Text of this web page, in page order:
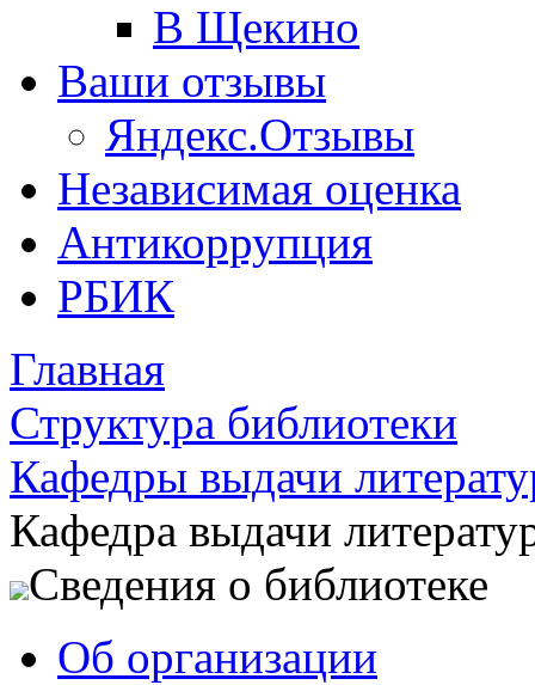
В Щекино
Ваши отзывы
Яндекс.Отзывы
Независимая оценка
Антикоррупция
РБИК
Главная
Структура библиотеки
Кафедры выдачи
Кафедра выдачи
Сведения о библиотеке
Об организации